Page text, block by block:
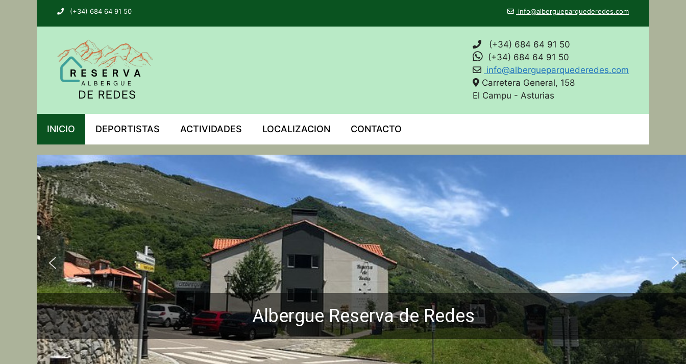
(+34) 684 64 91 50 info@albergueparquederedes.com
(+34) 684 64 91 50
(+34) 684 64 91 50
info@albergueparquederedes.com
Carretera General, 158
El Campu - Asturias
INICIO DEPORTISTAS ACTIVIDADES LOCALIZACION CONTACTO
Albergue Reserva de Redes